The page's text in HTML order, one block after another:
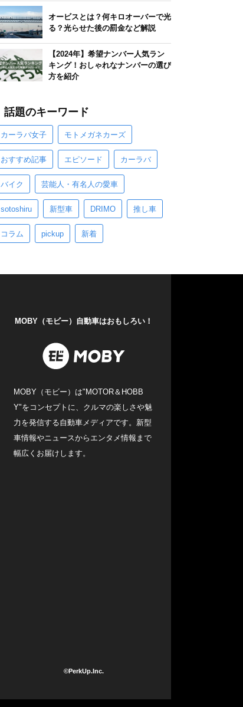
オービスとは？何キロオーバーで光
る？光らせた後の罰金など解説
【2024年】希望ナンバー人気ラン
キング！おしゃれなナンバーの選び
方を紹介
話題のキーワード
カーラバ女子 モトメガネカーズ
おすすめ記事 エピソード カーラバ
バイク 芸能人・有名人の愛車
sotoshiru 新型車 DRIMO 推し車
コラム pickup 新着
MOBY（モビー）自動車はおもしろい！
MOBY（モビー）は"MOTOR＆HOBB
Y"をコンセプトに、クルマの楽しさや魅
力を発信する自動車メディアです。新型
車情報やニュースからエンタメ情報まで
幅広くお届けします。
©PerkUp.Inc.